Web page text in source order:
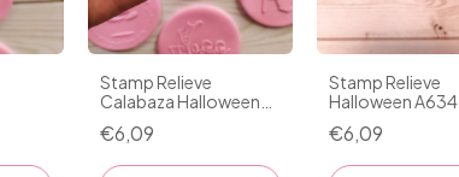
Stamp Relieve
Calabaza Halloween
€6,09
Stamp Relieve
Halloween A634
€6,09